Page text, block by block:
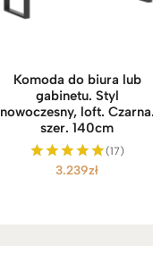
Komoda do biura lub
gabinetu. Styl
nowoczesny, loft. Czarna.
szer. 140cm
Oceniono
(17)
3.239zł